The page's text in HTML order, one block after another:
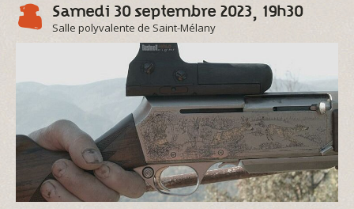
Samedi 30 septembre 2023, 19h30
Salle polyvalente de Saint-Mélany